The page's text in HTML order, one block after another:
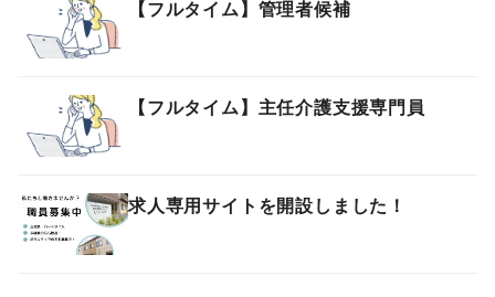
【フルタイム】管理者候補
【フルタイム】主任介護支援専門員
求人専用サイトを開設しました！